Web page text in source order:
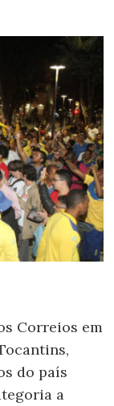
Correios em
do país
a